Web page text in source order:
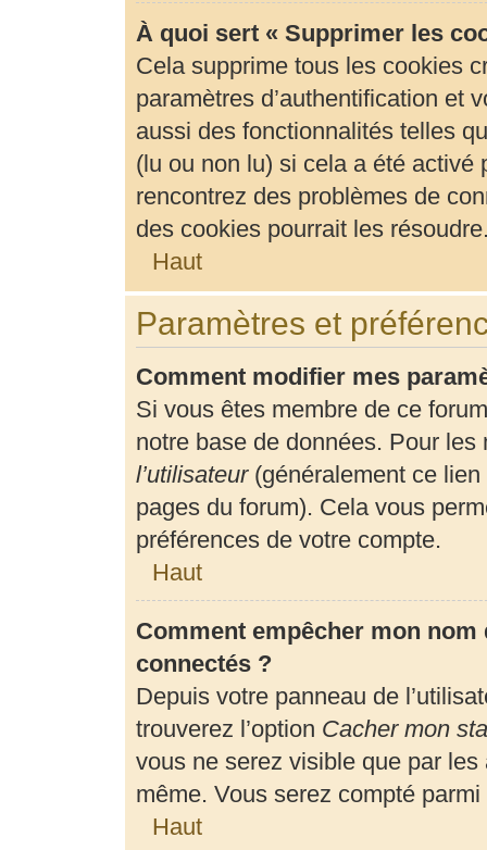
À quoi sert « Supprimer les
Cela supprime tous les cookies
paramètres d’authentification et
aussi des fonctionnalités telles
(lu ou non lu) si cela a été activé
rencontrez des problèmes de
des cookies pourrait les
Haut
Paramètres et
Comment modifier mes
Si vous êtes membre de ce
notre base de données. Pour
l’utilisateur(généralement ce lien
pages du forum). Cela vous
préférences de votre compte.
Haut
Comment empêcher mon
connectés ?
Depuis votre panneau de
trouverez l’option Cacher mon
vous ne serez visible que par
même. Vous serez compté
Haut